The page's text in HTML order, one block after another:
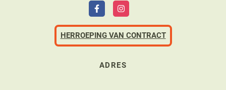
HERROEPING VAN CONTRACT
ADRES